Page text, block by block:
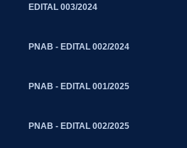
EDITAL 003/2024
PNAB - EDITAL 002/2024
PNAB - EDITAL 001/2025
PNAB - EDITAL 002/2025